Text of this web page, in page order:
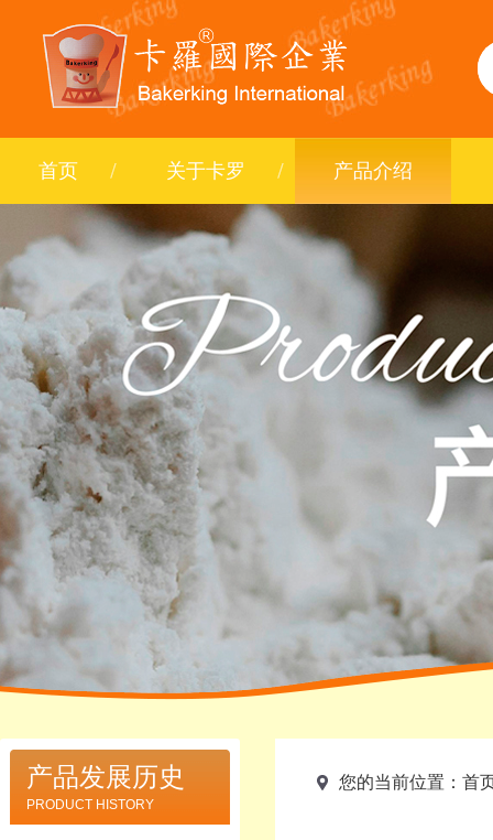
首页 关于卡罗 产品介绍
产品发展历史
PRODUCT HISTORY
您的当前位置： 首